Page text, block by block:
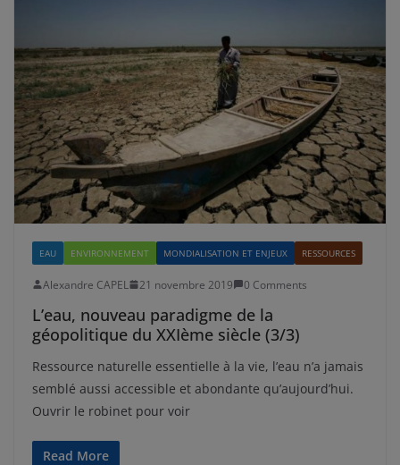
EAU ENVIRONNEMENT MONDIALISATION ET ENJEUX RESSOURCES
Alexandre CAPEL 21 novembre 2019 0 Comments
L’eau, nouveau paradigme de la
géopolitique du XXIème siècle (3/3)
Ressource naturelle essentielle à la vie, l’eau n’a jamais
semblé aussi accessible et abondante qu’aujourd’hui.
Ouvrir le robinet pour voir
Read More